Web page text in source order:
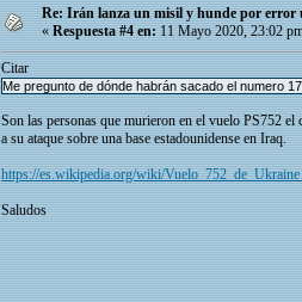
Re: Irán lanza un misil y hunde por error
«Respuesta #4 en:11 Mayo 2020, 23:02
Citar
Me pregunto de dónde habrán sacado el numero
Son las personas que murieron en el vuelo PS752
a su ataque sobre una base estadounidense en Iraq.
https://es.wikipedia.org/wiki/
Saludos